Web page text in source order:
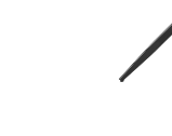
nicht verfügbar.)